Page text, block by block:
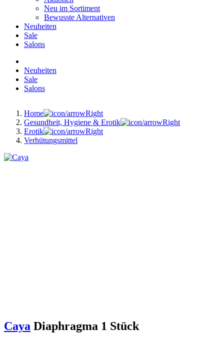
Neu im Sortiment
Bewusste Alternativen
Neuheiten
Sale
Salons
Neuheiten
Sale
Salons
Home
Gesundheit, Hygiene & Erotik
Erotik
Verhütungsmittel
Caya Diaphragma 1 Stück